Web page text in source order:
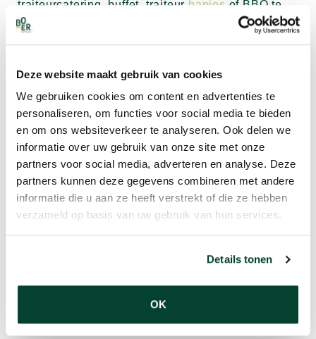
Deze website maakt gebruik van cookies
We gebruiken cookies om content en advertenties te
personaliseren, om functies voor social media te bieden
en om ons websiteverkeer te analyseren. Ook delen we
informatie over uw gebruik van onze site met onze
partners voor social media, adverteren en analyse. Deze
partners kunnen deze gegevens combineren met andere
informatie die u aan ze heeft verstrekt of die ze hebben
verzameld op basis van uw gebruik van hun services.
Details tonen
OK
traiteurcatering, buffet, traiteur hapjes of BBQ te
laten bezorgen of af te halen in onze
datum wordt jouw bestelling thuisbezorgd of op
het gewenste zakelijke adres in Rotterdam en
omgeving. Liever de bestelling afhalen? Ook dat is
mogelijk! Ben je in de buurt van onze
cateringwinkel en wil je zien waar jouw
cateringproducten bereid worden, kom dan langs.
Je bent van harte welkom!
OVER BOER CATERING
Boer Catering is een modern cateringbedrijf waar
en ambachtelijk assortiment verzorgen wij
dagelijks de catering voor zakelijke en particuliere